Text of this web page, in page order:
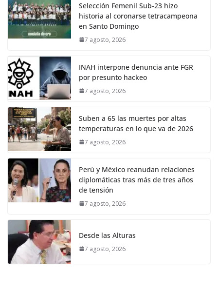
Selección Femenil Sub-23 hizo
historia al coronarse tetracampeona
en Santo Domingo
7 agosto, 2026
INAH interpone denuncia ante FGR
por presunto hackeo
7 agosto, 2026
Suben a 65 las muertes por altas
temperaturas en lo que va de 2026
7 agosto, 2026
Perú y México reanudan relaciones
diplomáticas tras más de tres años
de tensión
7 agosto, 2026
Desde las Alturas
7 agosto, 2026